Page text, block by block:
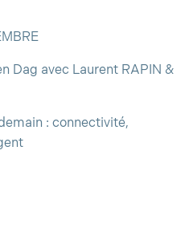
Dag avec Laurent RAPIN &
: connectivité,